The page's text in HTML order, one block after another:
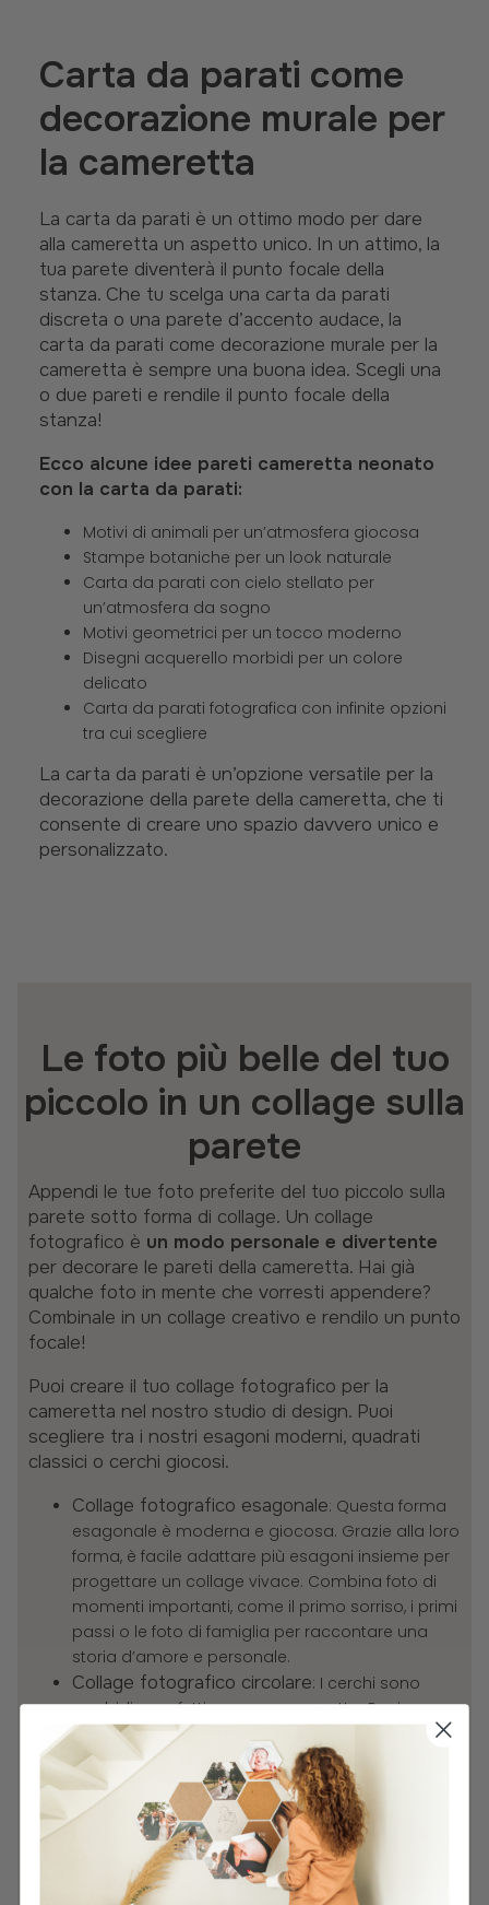
Carta da parati come
decorazione murale per
la cameretta
La carta da parati è un ottimo modo per dare
alla cameretta un aspetto unico. In un attimo, la
tua parete diventerà il punto focale della
stanza. Che tu scelga una carta da parati
discreta o una parete d’accento audace, la
carta da parati come decorazione murale per la
cameretta è sempre una buona idea. Scegli una
o due pareti e rendile il punto focale della
stanza!
Ecco alcune idee pareti cameretta neonato
con la carta da parati:
Motivi di animali per un’atmosfera giocosa
Stampe botaniche per un look naturale
Carta da parati con cielo stellato per
un’atmosfera da sogno
Motivi geometrici per un tocco moderno
Disegni acquerello morbidi per un colore
delicato
Carta da parati fotografica con infinite opzioni
tra cui scegliere
La carta da parati è un’opzione versatile per la
decorazione della parete della cameretta, che ti
consente di creare uno spazio davvero unico e
personalizzato.
Le foto più belle del tuo
piccolo in un collage sulla
parete
Appendi le tue foto preferite del tuo piccolo sulla
parete sotto forma di collage. Un collage
fotografico è un modo personale e divertente
per decorare le pareti della cameretta. Hai già
qualche foto in mente che vorresti appendere?
Combinale in un collage creativo e rendilo un punto
focale!
Puoi creare il tuo collage fotografico per la
cameretta nel nostro studio di design. Puoi
scegliere tra i nostri esagoni moderni, quadrati
classici o cerchi giocosi.
Collage fotografico esagonale: Questa forma
esagonale è moderna e giocosa. Grazie alla loro
forma, è facile adattare più esagoni insieme per
progettare un collage vivace. Combina foto di
momenti importanti, come il primo sorriso, i primi
passi o le foto di famiglia per raccontare una
storia d’amore e personale.
Collage fotografico circolare: I cerchi sono
morbidi e perfetti per una cameretta. Puoi usare
cerchi di diverse dimensioni per aggiungere
profondità e dinamismo alla parete. Aggiungi
anche alcune citazioni o illustrazioni per
completare il tuo collage.
Collage fotografico quadrato: I quadrati sono
classici e versatili. Puoi disporli in una griglia
ordinata utilizzando i nostri distanziatori inclusi.